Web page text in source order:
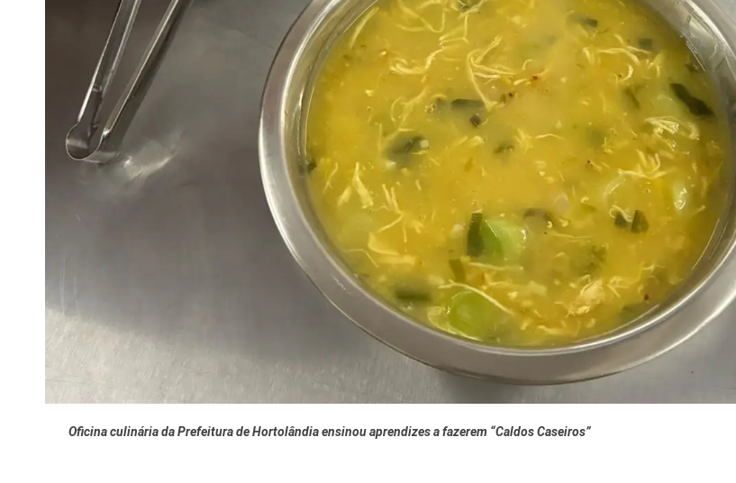
Serviços Urbanos
Tecnologia e Inovação
Oficina culinária da Prefeitura de Hortolândia ensinou aprendizes a fazerem “Caldos Caseiros”